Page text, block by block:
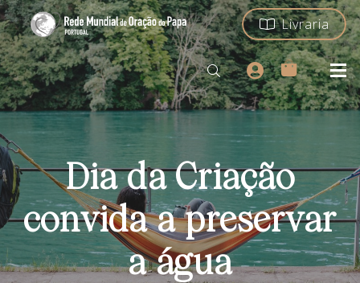
Livraria
Dia da Criação
convida a preservar
a água